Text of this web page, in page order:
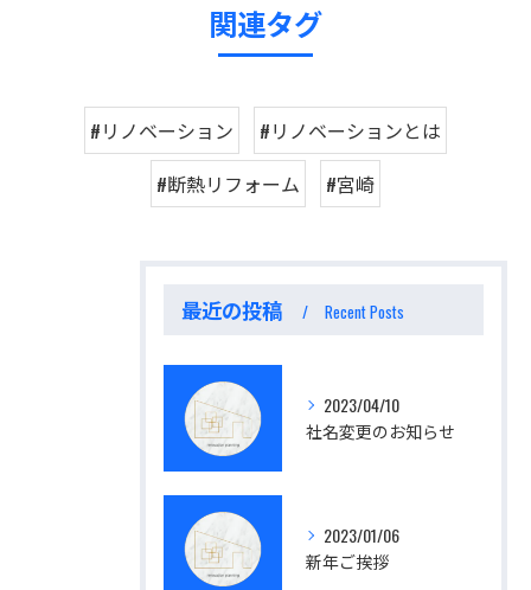
関連タグ
#リノベーション
#リノベーションとは
#断熱リフォーム
#宮崎
最近の投稿 Recent Posts
2023/04/10
社名変更のお知らせ
2023/01/06
新年ご挨拶